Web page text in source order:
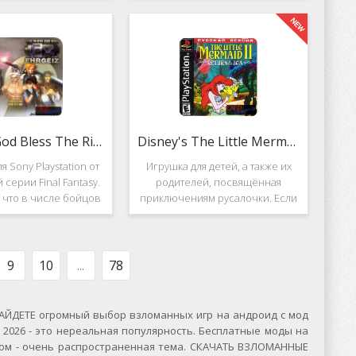
Вышло ещё 2
вертолётом и
Несмотря на то, что эти 2 игры
создавались разными людьми,
Darkstone имеет общие
Ehrgeiz: God Bless The Ring
Sony Playstation от
серии Final Fantasy.
что в числе бойцов
персонажи из
Ring для PS1
Disney's The Little Mermaid 2
Игрушка для детей, а также их
родителей, посвящённая
приключениям русалочки. Если
кто не знает, то её зовут Ариэль
9 10 ... 78
огромный выбор взломанных игр на андроид с мод
- это нереальная популярность. Бесплатные моды на
- очень распространенная тема. СКАЧАТЬ ВЗЛОМАННЫЕ